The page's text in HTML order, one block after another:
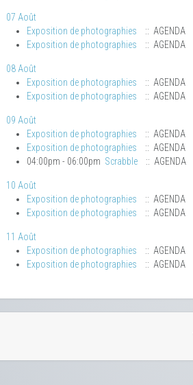
07 Août
Exposition de photographies
:: AGENDA
Exposition de photographies
:: AGENDA
08 Août
Exposition de photographies
:: AGENDA
Exposition de photographies
:: AGENDA
09 Août
Exposition de photographies
:: AGENDA
Exposition de photographies
:: AGENDA
04:00pm - 06:00pm Scrabble :: AGENDA
10 Août
Exposition de photographies
:: AGENDA
Exposition de photographies
:: AGENDA
11 Août
Exposition de photographies
:: AGENDA
Exposition de photographies
:: AGENDA